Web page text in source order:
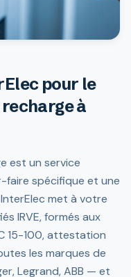
pour le
à
est un service
faire spécifique et une
met à votre
IRVE, formés aux
15-100, attestation
les marques de
Legrand, ABB — et